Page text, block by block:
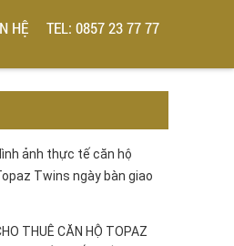
HỆ TEL: 0857 23 77 77
ảnh thực tế căn hộ
Twins ngày bàn giao
THUÊ CĂN HỘ TOPAZ